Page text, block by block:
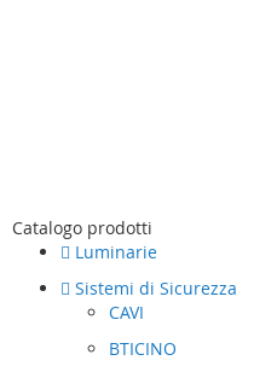
al
contenuto
Catalogo prodotti
Luminarie
Sistemi di Sicurezza
CAVI
BTICINO